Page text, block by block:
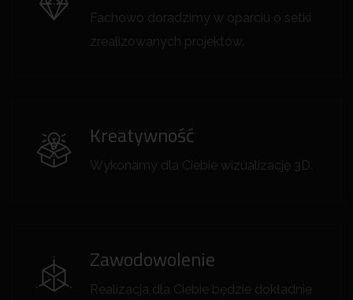
Fachowo doradzimy w oparciu o setki
zrealizowanych projektów.
Kreatywność
Wykonamy dla Ciebie wizualizację 3D.
Zawodowolenie
Realizacja dla Ciebie będzie dokładnie